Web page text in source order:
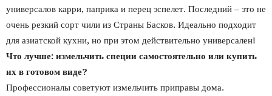
универсалов карри, паприка и перец эспелет. Последний – это не
очень резкий сорт чили из Страны Басков. Идеально подходит
для азиатской кухни, но при этом действительно универсален!
Что лучше: измельчить специи самостоятельно или купить
их в готовом виде?
Профессионалы советуют измельчить приправы дома.